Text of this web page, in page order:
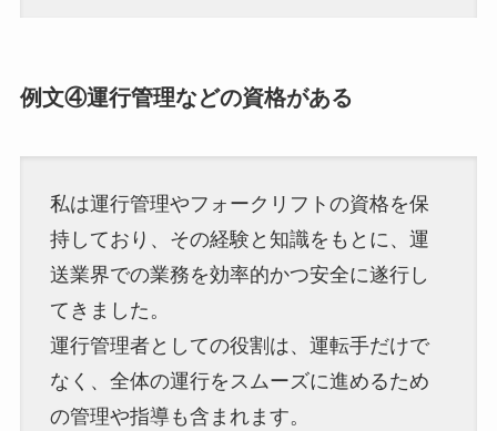
例文④運行管理などの資格がある
私は運行管理やフォークリフトの資格を保
持しており、その経験と知識をもとに、運
送業界での業務を効率的かつ安全に遂行し
てきました。
運行管理者としての役割は、運転手だけで
なく、全体の運行をスムーズに進めるため
の管理や指導も含まれます。